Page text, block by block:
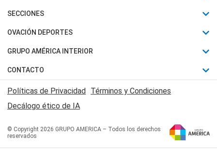
Últimas Noticias
Política
Judiciales
Economia
SECCIONES
Horóscopo
Motores
Trucos caseros
Series y Películas
Edictos y Solicitadas
OVACIÓN DEPORTES
Fútbol
Mundial
Automovilismo
Rugby
Básquet
GRUPO AMÉRICA INTERIOR
Canal 7 en Vivo
San Juan 8
CONTACTO
Acerca de Nosotros
Contactanos
Políticas de Privacidad Términos y Condiciones
Decálogo ético de IA
© Copyright 2026 GRUPO AMERICA – Todos los derechos
reservados